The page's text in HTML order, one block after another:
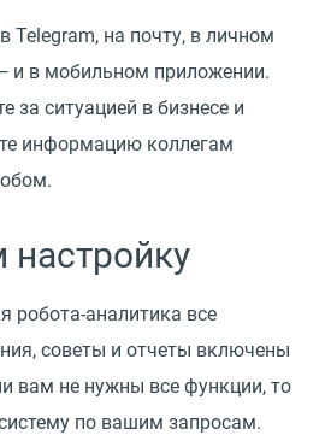
Telegram, на почту, в личном
и в мобильном приложении.
за ситуацией в бизнесе и
информацию коллегам
робота-аналитика все
советы и отчеты включены
вам не нужны все функции, то
по вашим запросам.